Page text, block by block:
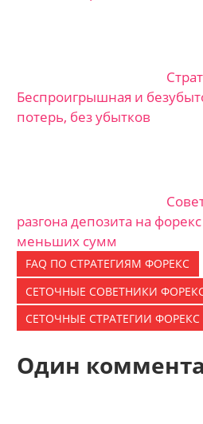
Беспроигрышная и
потерь, без убытков
разгона депозита на
меньших сумм
FAQ ПО СТРАТЕГИЯМ ФОРЕКС
СЕТОЧНЫЕ СОВЕТНИКИ
СЕТОЧНЫЕ СТРАТЕГИИ ФОРЕКС
Один